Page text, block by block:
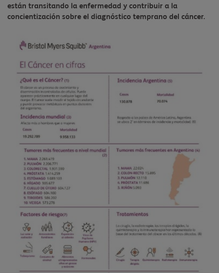
están transitando la enfermedad y contribuir a la
concientización sobre el diagnóstico temprano del cáncer.